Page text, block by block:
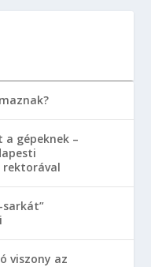
gépeknek –
rektorával
sarkát”
viszony az